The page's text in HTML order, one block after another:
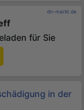
dn-markt.de
für Sie
in der